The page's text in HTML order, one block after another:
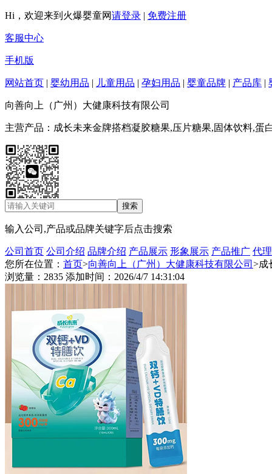
Hi，欢迎来到火爆婴童网请登录 | 免费注册
客服中心
手机版
网站首页 | 婴幼用品 | 儿童用品 | 孕妇用品 | 婴童品牌 | 产品库 |
向善向上（广州）大健康科技有限公司
主营产品：成长未来金牌搭档凝胶糖果,压片糖果,固体饮料,蛋
输入公司,产品或品牌关键字后点击搜索
公司首页 公司介绍 品牌介绍 产品展示 形象展示 产品推广 代
您所在位置： 首页>向善向上（广州）大健康科技有限公司 >成
浏览量：2835 添加时间：2026/4/7 14:31:04